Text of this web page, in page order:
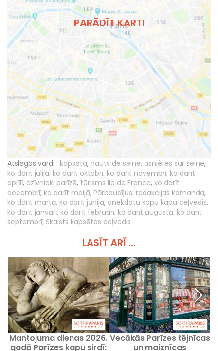
PARĀDĪT KARTI
Atslēgas vārdi : kapsēta, hauts de seine, asnières sur seine,
ko darīt jūlijā, ko darīt oktobrī, ko darīt novembrī, ko darīt
aprīlī, dzīvnieki parīzē, tūrisms Ile de France, ko darīt
decembrī, ko darīt maijā, Pārbaudījusi redakcijas komanda,
ko darīt martā, ko darīt jūnijā, anekdotu kapu kapu ceļvedis,
ko darīt janvārī, ko darīt februārī, ko darīt augustā, ko darīt
septembrī, Skaists kapsētas ceļvedis
LASĪT ARĪ ...
Mantojuma dienas 2026.
gadā Parīzes kapu sirdī:
Vecākās Parīzes tējnīcas
un maiznīcas